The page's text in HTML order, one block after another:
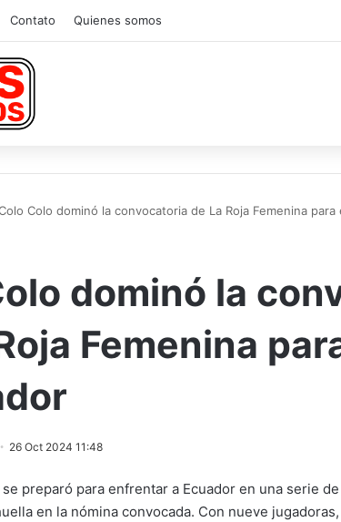
Contato Quienes somos
Colo dominó la convocatoria de La Roja Femenina
dominó la
Femenina
26 Oct 2024 11:48
se preparó para enfrentar a Ecuador en una serie
en la nómina convocada. Con nueve jugadoras,